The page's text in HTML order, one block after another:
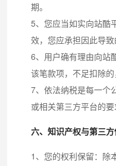
期。
5、您应当如实向站酷
效，您应承担因此导
6、用户确有理由向站
该笔款项，不足扣除
7、依法纳税是每一个
或相关第三方平台的
六、知识产权与第三
1、您的权利保留：除